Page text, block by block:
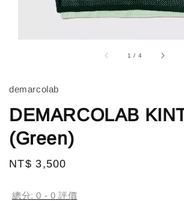
1 / 4
demarcolab
DEMARCOLAB
(Green)
Regular
NT$ 3,500
總分:0 - 0 評價